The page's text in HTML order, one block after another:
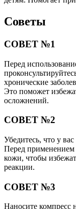
Советы
СОВЕТ №1
Перед
хронические
Это поможет
осложнений.
СОВЕТ №2
Убедитесь, что у
Перед применением
кожи, чтобы
реакции.
СОВЕТ №3
Наносите компресс